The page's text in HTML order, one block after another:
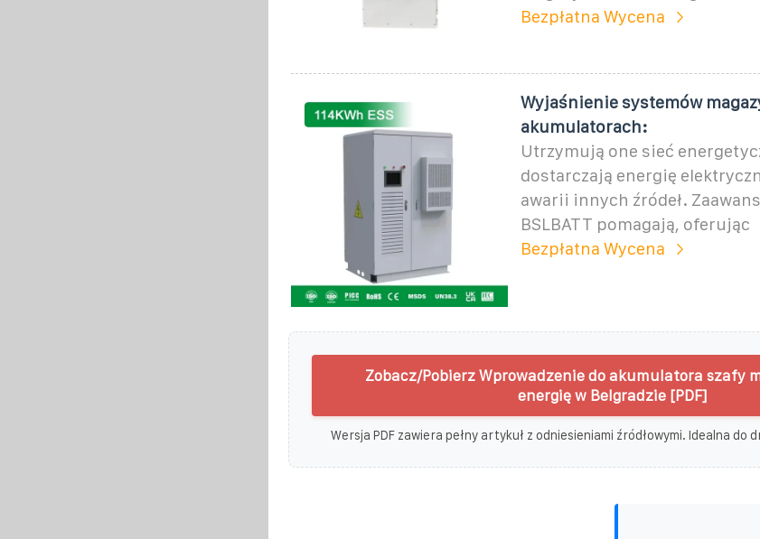
Bezpłatna Wycena
Wyjaśnienie systemów
akumulatorach:
Utrzymują one sieć
dostarczają energię
awarii innych źródeł.
BSLBATT pomagają, oferując
Bezpłatna Wycena
Zobacz/Pobierz Wprowadzenie do akumulatora szafy
energię w Belgradzie [PDF]
Wersja PDF zawiera pełny artykuł z odniesieniami źródłowymi. Idealna do